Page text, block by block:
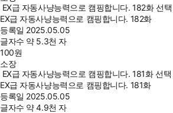
EX급 자동사냥능력으로 캠핑합니다. 182화 선택
EX급 자동사냥능력으로 캠핑합니다. 182화
등록일 2025.05.05
글자수 약 5.3천 자
100원
소장
EX급 자동사냥능력으로 캠핑합니다. 181화 선택
EX급 자동사냥능력으로 캠핑합니다. 181화
등록일 2025.05.05
글자수 약 4.9천 자